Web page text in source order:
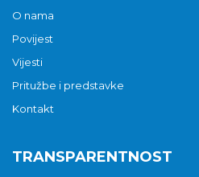
O nama
Povijest
Vijesti
Pritužbe i predstavke
Kontakt
TRANSPARENTNOST